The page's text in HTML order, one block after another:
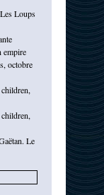
Loups
empire
octobre
Le